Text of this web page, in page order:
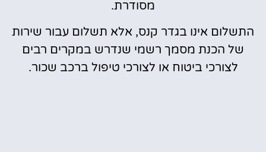
מסודרת.
התשלום אינו בגדר קנס, אלא תשלום עבור שירות
של הכנת מסמך רשמי שנדרש במקרים רבים
לצורכי ביטוח או לצורכי טיפול ברכב שכור.